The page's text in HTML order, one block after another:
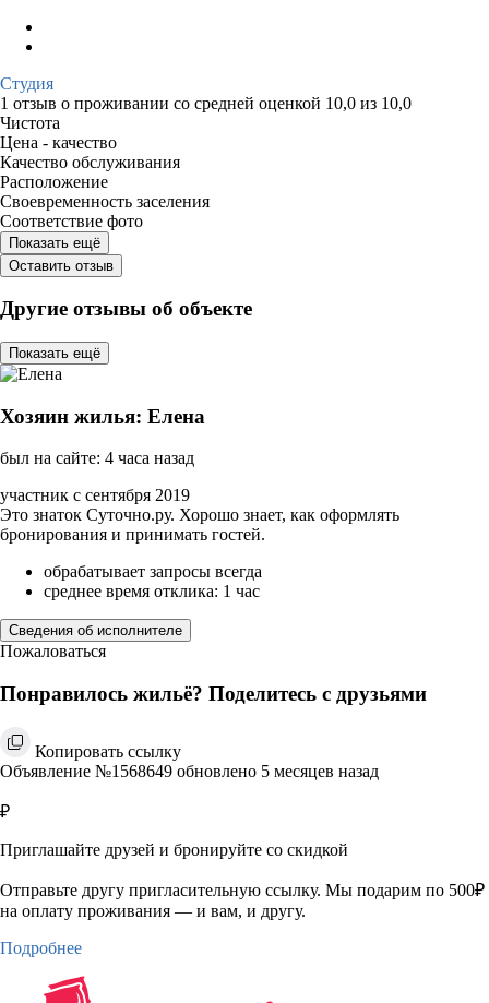
Студия
1 отзыв о проживании со средней оценкой 10,0 из 10,0
Чистота
Цена - качество
Качество обслуживания
Расположение
Своевременность заселения
Соответствие фото
Показать ещё
Оставить отзыв
Другие отзывы об объекте
Показать ещё
Хозяин жилья: Елена
был на сайте: 4 часа назад
участник с сентября 2019
Это знаток Суточно.ру. Хорошо знает, как оформлять
бронирования и принимать гостей.
обрабатывает запросы всегда
среднее время отклика: 1 час
Сведения об исполнителе
Пожаловаться
Понравилось жильё? Поделитесь с друзьями
Копировать ссылку
Объявление №1568649 обновлено 5 месяцев назад
₽
Приглашайте друзей и бронируйте со скидкой
Отправьте другу пригласительную ссылку. Мы подарим по 500₽
на оплату проживания — и вам, и другу.
Подробнее